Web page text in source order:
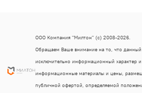
ООО Компания "Милтон" (с) 2008-2026.
Обращаем Ваше внимание на то, что данный
исключительно информационный характер
информационные материалы и цены,
публичной офертой, определяемой